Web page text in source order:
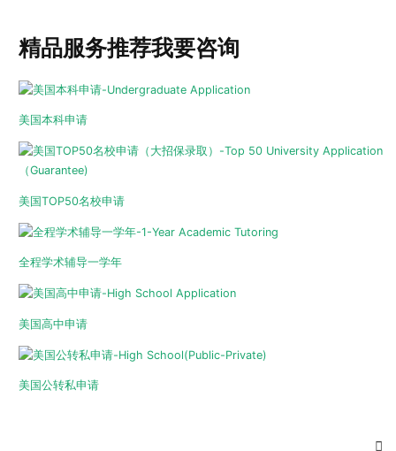
精品服务推荐我要咨询
美国本科申请
美国TOP50名校申请
全程学术辅导一学年
美国高中申请
美国公转私申请